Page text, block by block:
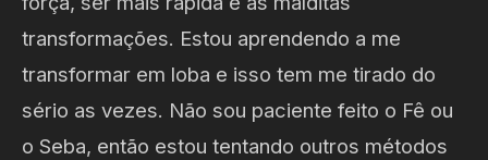
transformações. Estou aprendendo a me
transformar em loba e isso tem me tirado do
sério as vezes. Não sou paciente feito o Fê ou
o Seba, então estou tentando outros métodos